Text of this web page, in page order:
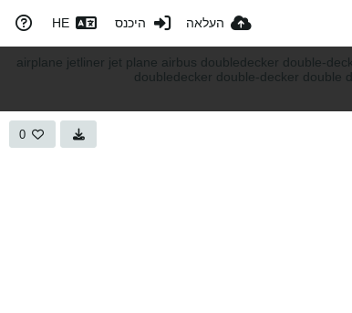
העלאה היכנס HE
0